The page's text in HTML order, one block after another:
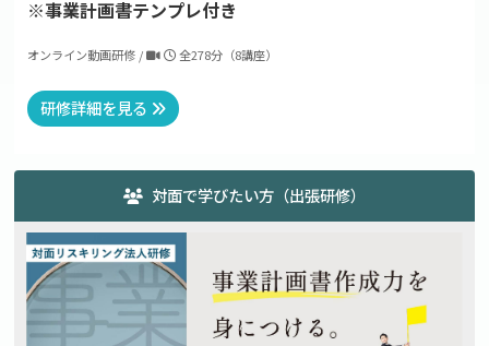
※事業計画書テンプレ付き
オンライン動画研修 / 全278分（8講座）
研修詳細を見る
対面で学びたい方（出張研修）